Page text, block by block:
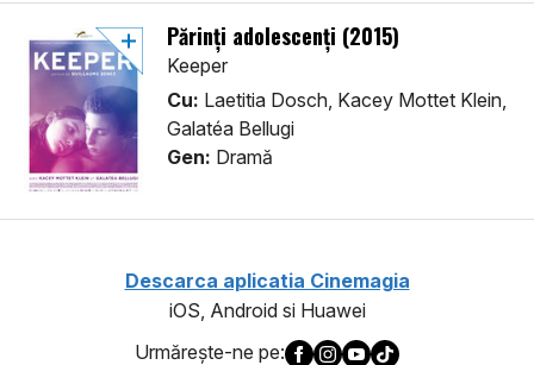
Părinți adolescenți (2015)
Keeper
Cu: Laetitia Dosch, Kacey Mottet Klein,
Galatéa Bellugi
Gen: Dramă
Descarca aplicatia Cinemagia
iOS, Android si Huawei
Urmăreşte-ne pe: